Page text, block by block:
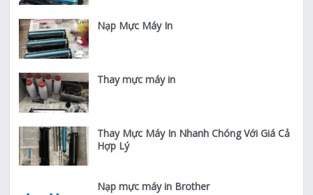
Nạp Mực Máy In
Thay mực máy in
Thay Mực Máy In Nhanh Chóng Với Giá Cả
Hợp Lý
Nạp mực máy in Brother